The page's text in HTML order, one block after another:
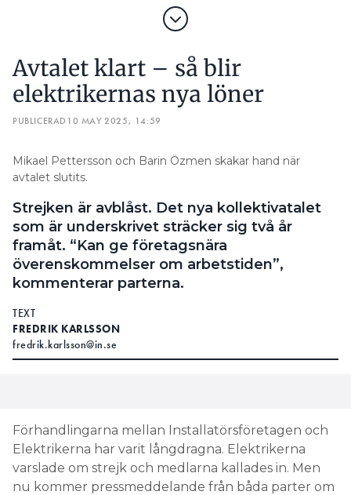
Avtalet klart – så blir
elektrikernas nya löner
PUBLICERAD 10 MAY 2025, 14:59
Mikael Pettersson och Barin Özmen skakar hand när
avtalet slutits.
Strejken är avblåst. Det nya kollektivatalet
som är underskrivet sträcker sig två år
framåt. “Kan ge företagsnära
överenskommelser om arbetstiden”,
kommenterar parterna.
TEXT
FREDRIK KARLSSON
fredrik.karlsson@in.se
Förhandlingarna mellan Installatörsföretagen och
Elektrikerna har varit långdragna. Elektrikerna
varslade om strejk och medlarna kallades in. Men
nu kommer pressmeddelande från båda parter om